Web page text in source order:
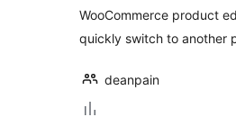
WooCommerce product
quickly switch to another
deanpain